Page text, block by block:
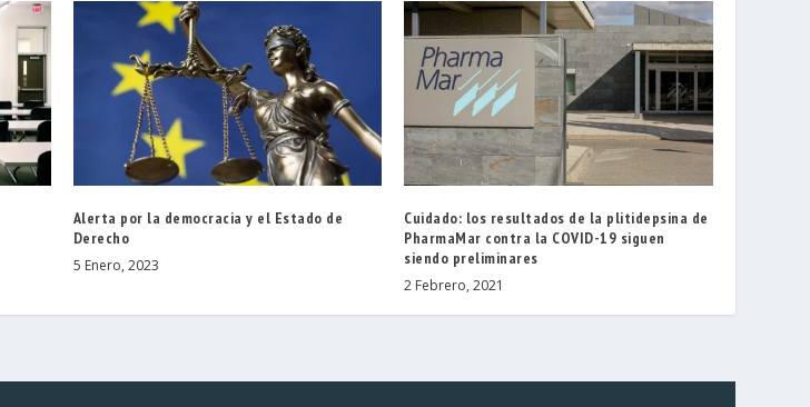
Alerta por la democracia y el Estado de
Derecho
5 Enero, 2023
Cuidado: los resultados de la plitidepsina de
PharmaMar contra la COVID-19 siguen
siendo preliminares
2 Febrero, 2021